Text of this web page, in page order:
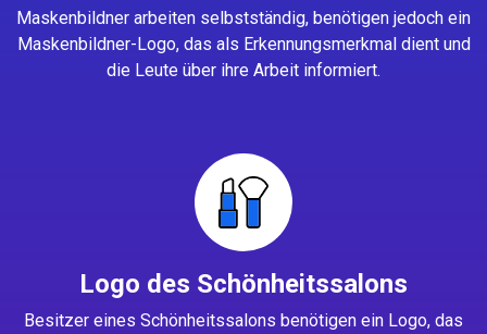
Maskenbildner arbeiten selbstständig, benötigen jedoch ein
Maskenbildner-Logo, das als Erkennungsmerkmal dient und
die Leute über ihre Arbeit informiert.
Logo des Schönheitssalons
Besitzer eines Schönheitssalons benötigen ein Logo, das